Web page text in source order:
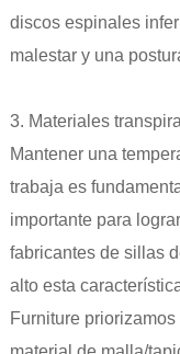
discos espinales
malestar y una
3. Materiales
Mantener una
trabaja es
importante para
fabricantes de sillas
alto esta
Furniture